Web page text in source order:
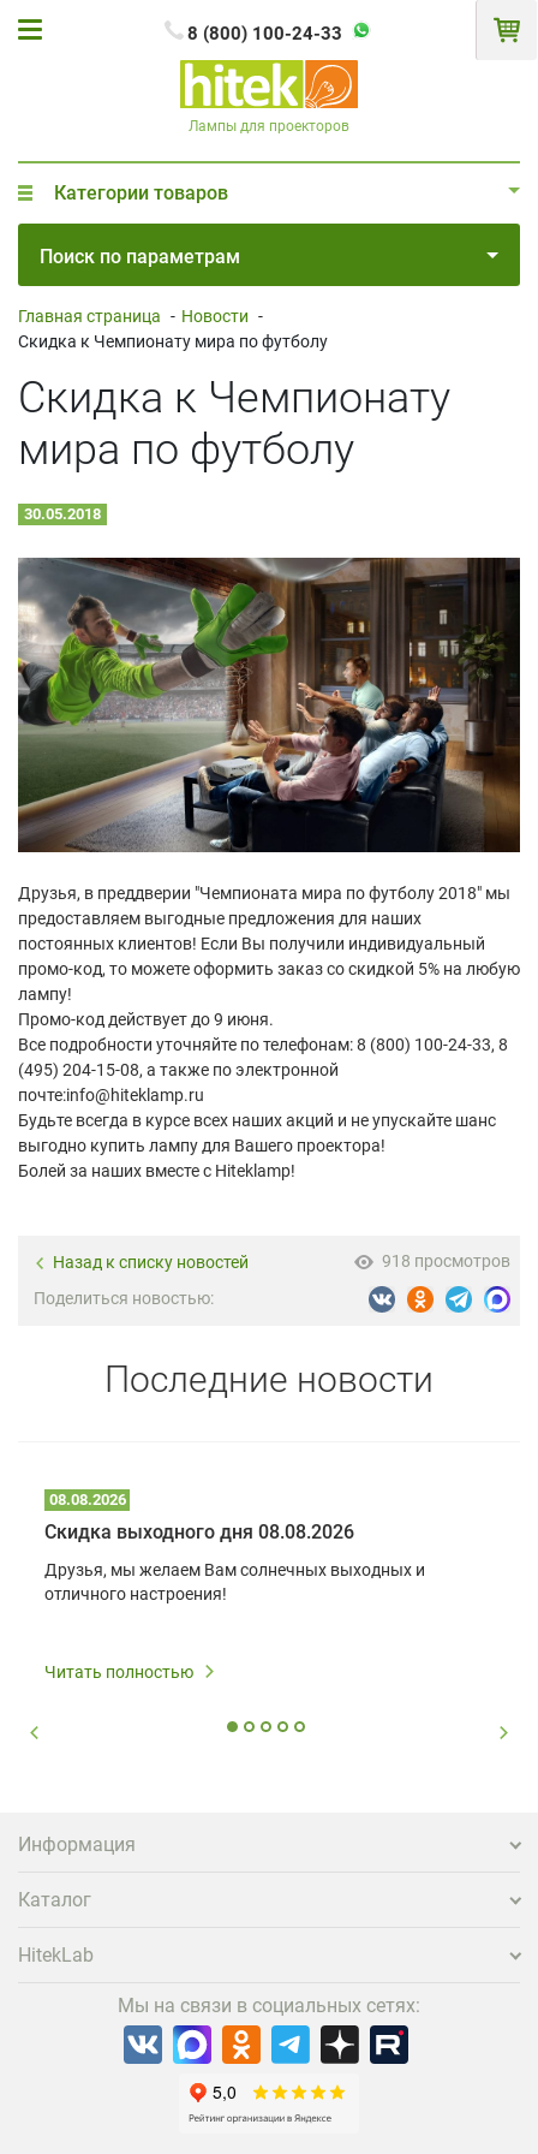
8 (800) 100-24-33
Лампы для проекторов
Категории товаров
Поиск по параметрам
Главная страница - Новости -
Скидка к Чемпионату мира по футболу
Скидка к Чемпионату
мира по футболу
30.05.2018
Друзья, в преддверии "Чемпионата мира по футболу 2018" мы
предоставляем выгодные предложения для наших
постоянных клиентов! Если Вы получили индивидуальный
промо-код, то можете оформить заказ со скидкой 5% на любую
лампу!
Промо-код действует до 9 июня.
Все подробности уточняйте по телефонам: 8 (800) 100-24-33, 8
(495) 204-15-08, а также по электронной
почте:info@hiteklamp.ru
Будьте всегда в курсе всех наших акций и не упускайте шанс
выгодно купить лампу для Вашего проектора!
Болей за наших вместе с Hiteklamp!
Назад к списку новостей
918 просмотров
Поделиться новостью:
Последние новости
08.08.2026
Скидка выходного дня 08.08.2026
Друзья, мы желаем Вам солнечных выходных и
отличного настроения!
Читать полностью
Информация
Каталог
HitekLab
Мы на связи в социальных сетях: